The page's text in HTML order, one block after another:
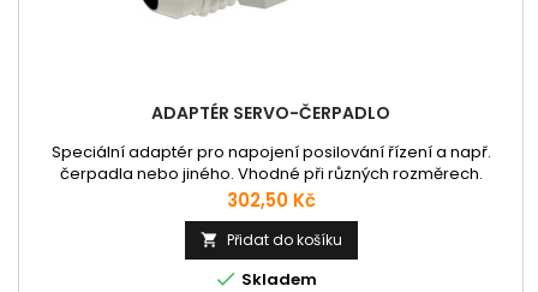
ADAPTÉR SERVO-ČERPADLO
Speciální adaptér pro napojení posilování řízení a např.
čerpadla nebo jiného. Vhodné při různých rozměrech.
Cena
302,50 Kč
 Přidat do košíku
 Skladem